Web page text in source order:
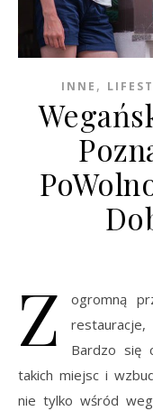
INNE ,
Z
ogromną
restauracje,
Bardzo się
takich miejsc i
nie tylko wśród